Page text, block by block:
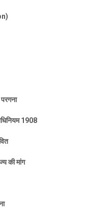
1908
की मांग